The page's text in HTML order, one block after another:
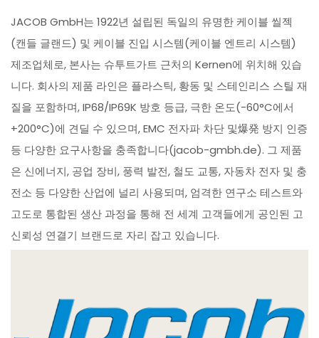
JACOB GmbH는 1922년 설립된 독일의 유명한 케이블 씰젝
(캔들 글랜드) 및 케이블 진입 시스템(케이블 엔트리 시스템)
제조업체로, 본사는 슈투트가트 근처의 Kernen에 위치해 있습
니다. 회사의 제품 라인은 플라스틱, 황동 및 스테인리스 스틸 재
질을 포함하며, IP68/IP69K 방호 등급, 극한 온도(-60°C에서
+200°C)에 견딜 수 있으며, EMC 전자파 차단 및爆発 방지 인증
등 다양한 요구사항을 충족합니다(jacob-gmbh.de). 그 제품
은 신에너지, 공업 장비, 풍력 발전, 철도 교통, 자동차 전자 및 충
전소 등 다양한 산업에 널리 사용되며, 엄격한 연구소 테스트와
고도로 통합된 생산 과정을 통해 전 세계 고객들에게 공인된 고
신뢰성 연결기 브랜드로 자리 잡고 있습니다.